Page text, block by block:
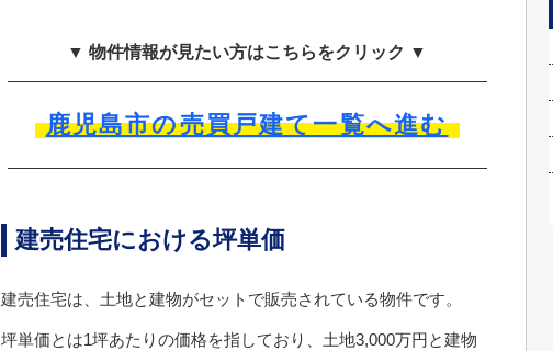
▼ 物件情報が見たい方はこちらをクリック ▼
鹿児島市の売買戸建て一覧へ進む
建売住宅における坪単価
建売住宅は、土地と建物がセットで販売されている物件です。
坪単価とは1坪あたりの価格を指しており、土地3,000万円と建物